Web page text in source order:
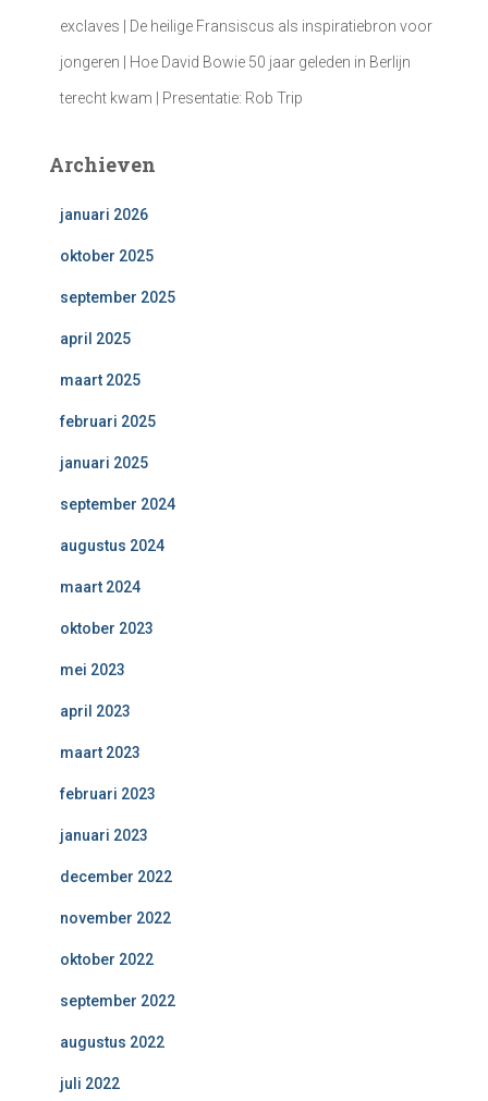
exclaves | De heilige Fransiscus als inspiratiebron voor
jongeren | Hoe David Bowie 50 jaar geleden in Berlijn
terecht kwam | Presentatie: Rob Trip
Archieven
januari 2026
oktober 2025
september 2025
april 2025
maart 2025
februari 2025
januari 2025
september 2024
augustus 2024
maart 2024
oktober 2023
mei 2023
april 2023
maart 2023
februari 2023
januari 2023
december 2022
november 2022
oktober 2022
september 2022
augustus 2022
juli 2022